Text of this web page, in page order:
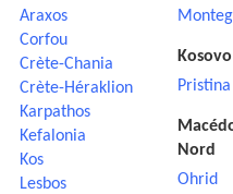
Araxos
Corfou
Crète-Chania
Crète-Héraklion
Karpathos
Kefalonia
Kos
Lesbos
Kosovo
Pristina
Nord
Ohrid